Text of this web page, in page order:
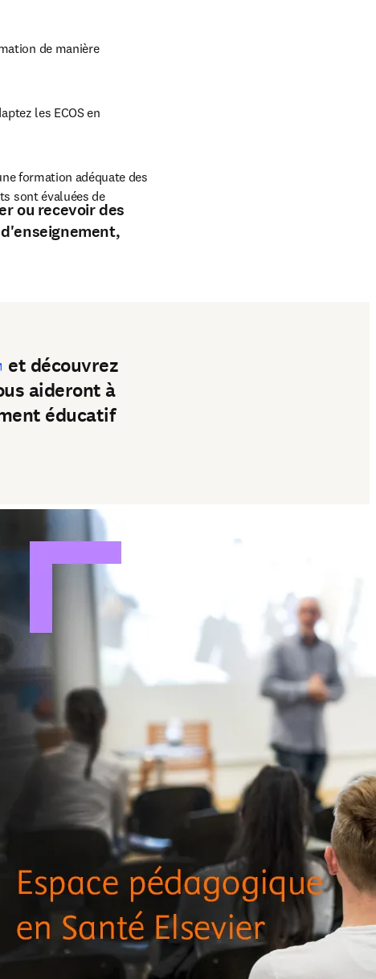
de manière
les ECOS en
formation adéquate des
sont évaluées de
ou recevoir des
opens in new tab/window
et découvrez
aideront à
éducatif